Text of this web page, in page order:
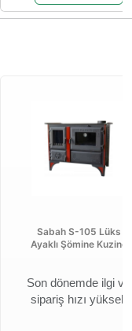
Sabah S-105 Lüks
Ayaklı Şömine Kuzine
Son dönemde ilgi ve
sipariş hızı yüksek